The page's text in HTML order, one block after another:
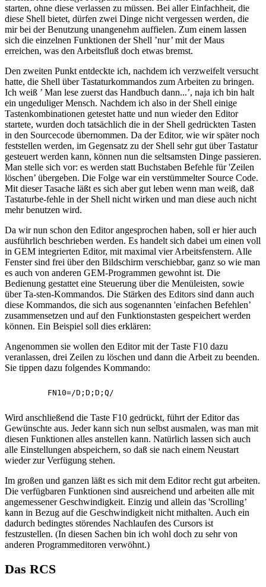
starten, ohne diese verlassen zu müssen. Bei aller Einfachheit, die
diese Shell bietet, dürfen zwei Dinge nicht vergessen werden, die
mir bei der Benutzung unangenehm auffielen. Zum einem lassen
sich die einzelnen Funktionen der Shell ’nur’ mit der Maus
erreichen, was den Arbeitsfluß doch etwas bremst.
Den zweiten Punkt entdeckte ich, nachdem ich verzweifelt versucht
hatte, die Shell über Tastaturkommandos zum Arbeiten zu bringen.
Ich weiß ’ Man lese zuerst das Handbuch dann...’, naja ich bin halt
ein ungeduliger Mensch. Nachdem ich also in der Shell einige
Tastenkombinationen getestet hatte und nun wieder den Editor
startete, wurden doch tatsächlich die in der Shell gedrückten Tasten
in den Sourcecode übernommen. Da der Editor, wie wir später noch
feststellen werden, im Gegensatz zu der Shell sehr gut über Tastatur
gesteuert werden kann, können nun die seltsamsten Dinge passieren.
Man stelle sich vor: es werden statt Buchstaben Befehle für 'Zeilen
löschen’ übergeben. Die Folge war ein verstümmelter Source Code.
Mit dieser Tasache läßt es sich aber gut leben wenn man weiß, daß
Tastaturbe-fehle in der Shell nicht wirken und man diese auch nicht
mehr benutzen wird.
Da wir nun schon den Editor angesprochen haben, soll er hier auch
ausführlich beschrieben werden. Es handelt sich dabei um einen voll
in GEM integrierten Editor, mit maximal vier Arbeitsfenstern. Alle
Fenster sind frei über den Bildschirm verschiebbar, ganz so wie man
es auch von anderen GEM-Programmen gewohnt ist. Die
Bedienung gestattet eine Steuerung über die Menüleisten, sowie
über Ta-sten-Kommandos. Die Stärken des Editors sind dann auch
diese Kommandos, die sich aus sogenannten 'einfachen Befehlen’
zusammensetzen und auf den Funktionstasten gespeichert werden
können. Ein Beispiel soll dies erklären:
Angenommen sie wollen den Editor mit der Taste F10 dazu
veranlassen, drei Zeilen zu löschen und dann die Arbeit zu beenden.
Sie tippen dazu folgendes Kommando:
Wird anschließend die Taste F10 gedrückt, führt der Editor das
Gewünschte aus. Jeder kann sich nun selbst ausmalen, was man mit
diesen Funktionen alles anstellen kann. Natürlich lassen sich auch
alle Einstellungen abspeichern, so daß sie nach einem Neustart
wieder zur Verfügung stehen.
Im großen und ganzen läßt es sich mit dem Editor recht gut arbeiten.
Die verfügbaren Funktionen sind ausreichend und arbeiten alle mit
angemessener Geschwindigkeit. Einzig und allein das 'Scrolling’
kann in Bezug auf die Geschwindigkeit nicht mithalten. Auch ein
dadurch bedingtes störendes Nachlaufen des Cursors ist
festzustellen. (In diesen Sachen bin ich wohl doch zu sehr von
anderen Programmeditoren verwöhnt.)
Das RCS